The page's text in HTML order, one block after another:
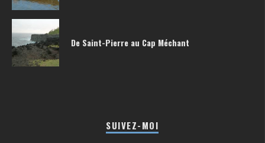
De Saint-Pierre au Cap Méchant
SUIVEZ-MOI